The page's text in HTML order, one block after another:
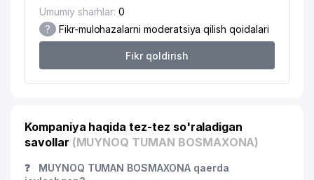
Umumiy sharhlar: 0
? Fikr-mulohazalarni moderatsiya qilish qoidalari
Fikr qoldirish
Kompaniya haqida tez-tez so'raladigan
savollar (MUYNOQ TUMAN BOSMAXONA)
❓
MUYNOQ TUMAN BOSMAXONA qaerda